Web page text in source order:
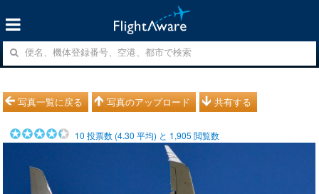
写真一覧に戻る 写真のアップロード 共有する
10 投票数 (4.30 平均) と 1,905 閲覧数